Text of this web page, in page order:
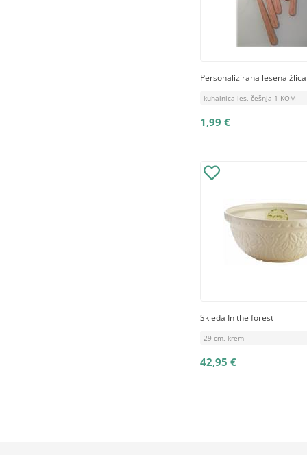
Personalizirana lesena
kuhalnica les, češnja 1 KOM
1,99 €
Skleda In the forest
29 cm, krem
42,95 €